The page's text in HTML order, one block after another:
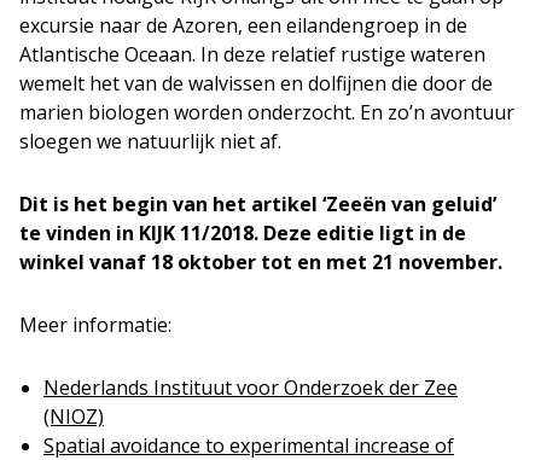
excursie naar de Azoren, een eilandengroep in de
Atlantische Oceaan. In deze relatief rustige wateren
wemelt het van de walvissen en dolfijnen die door de
marien biologen worden onderzocht. En zo’n avontuur
sloegen we natuurlijk niet af.
Dit is het begin van het artikel ‘Zeeën van geluid’
te vinden in KIJK 11/2018. Deze editie ligt in de
winkel vanaf 18 oktober tot en met 21 november.
Meer informatie:
Nederlands Instituut voor Onderzoek der Zee
(NIOZ)
Spatial avoidance to experimental increase of